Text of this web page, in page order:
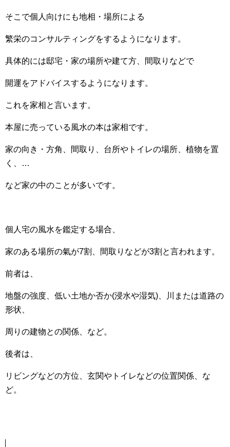
そこで個人向けにも地相・場所による
繁栄のコンサルティングをするようになります。
具体的には邸宅・家の場所や建て方、間取りなどで
開運をアドバイスするようになります。
これを家相と言います。
本屋に売っている風水の本は家相です。
家の向き・方角、間取り、台所やトイレの場所、植物を置
く、…
など家の中のことが多いです。
個人宅の風水を鑑定する場合、
家のある場所の氣が7割、間取りなどが3割と言われます。
前者は、
地盤の強度、低い土地か否か(浸水や湿気)、川または道路の
形状、
周りの建物との関係、など。
後者は、
リビングなどの方位、玄関やトイレなどの位置関係、な
ど。